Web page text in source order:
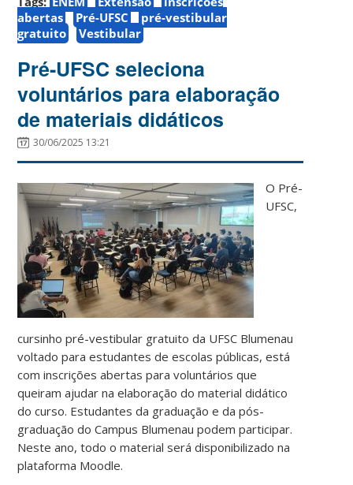
abertas
Pré-UFSC
pré-vestibular
gratuito
Vestibular
Pré-UFSC seleciona
voluntários para elaboração
de materiais didáticos
30/06/2025 13:21
O Pré-
UFSC,
cursinho pré-vestibular gratuito da UFSC Blumenau
voltado para estudantes de escolas públicas, está
com inscrições abertas para voluntários que
queiram ajudar na elaboração do material didático
do curso. Estudantes da graduação e da pós-
graduação do Campus Blumenau podem participar.
Neste ano, todo o material será disponibilizado na
plataforma Moodle.